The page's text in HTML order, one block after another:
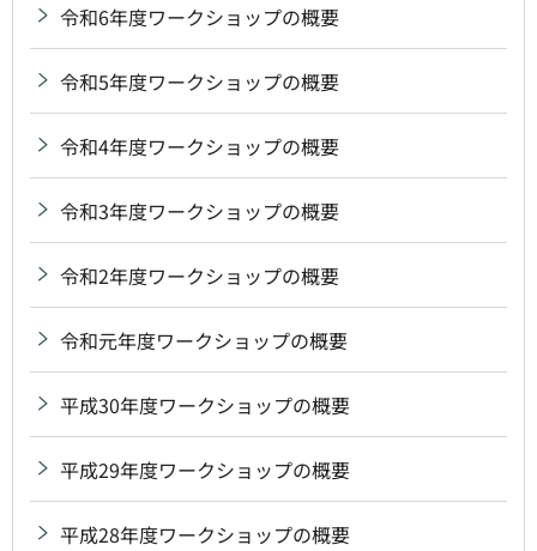
令和6年度ワークショップの概要
令和5年度ワークショップの概要
令和4年度ワークショップの概要
令和3年度ワークショップの概要
令和2年度ワークショップの概要
令和元年度ワークショップの概要
平成30年度ワークショップの概要
平成29年度ワークショップの概要
平成28年度ワークショップの概要